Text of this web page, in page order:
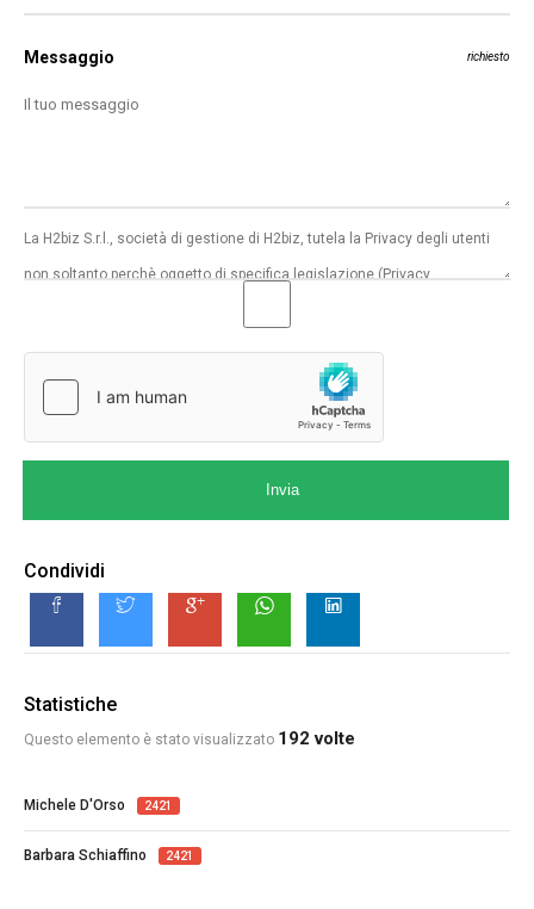
Messaggio richiesto
Invia
Condividi
Statistiche
Questo elemento è stato visualizzato 192 volte
Michele D'Orso 2421
Barbara Schiaffino 2421